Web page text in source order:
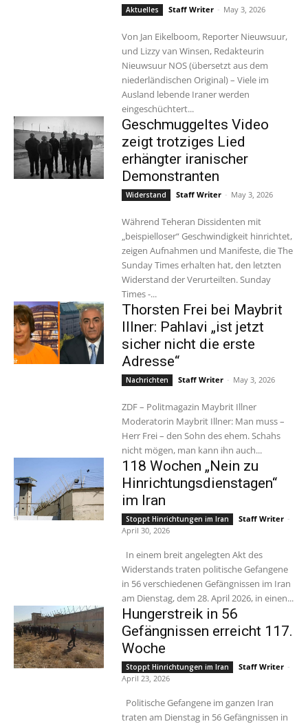
Aktuelles Staff Writer - May 3, 2026
Von Jan Eikelboom, Reporter Nieuwsuur,
und Lizzy van Winsen, Redakteurin
Nieuwsuur NOS (übersetzt aus dem
niederländischen Original) – Viele im
Ausland lebende Iraner werden
eingeschüchtert...
Geschmuggeltes Video
zeigt trotziges Lied
erhängter iranischer
Demonstranten
Widerstand Staff Writer - May 3, 2026
Während Teheran Dissidenten mit
„beispielloser“ Geschwindigkeit hinrichtet,
zeigen Aufnahmen und Manifeste, die The
Sunday Times erhalten hat, den letzten
Widerstand der Verurteilten. Sunday
Times -...
Thorsten Frei bei Maybrit
Illner: Pahlavi „ist jetzt
sicher nicht die erste
Adresse“
Nachrichten Staff Writer - May 3, 2026
ZDF – Politmagazin Maybrit Illner
Moderatorin Maybrit Illner: Man muss –
Herr Frei – den Sohn des ehem. Schahs
nicht mögen, man kann ihn auch...
118 Wochen „Nein zu
Hinrichtungsdienstagen“
im Iran
Stoppt Hinrichtungen im Iran Staff Writer -
April 30, 2026
Widerstands traten politische Gefangene
in 56 verschiedenen Gefängnissen im Iran
am Dienstag, dem 28. April 2026, in einen...
Hungerstreik in 56
Gefängnissen erreicht 117.
Woche
Stoppt Hinrichtungen im Iran Staff Writer -
April 23, 2026
traten am Dienstag in 56 Gefängnissen in